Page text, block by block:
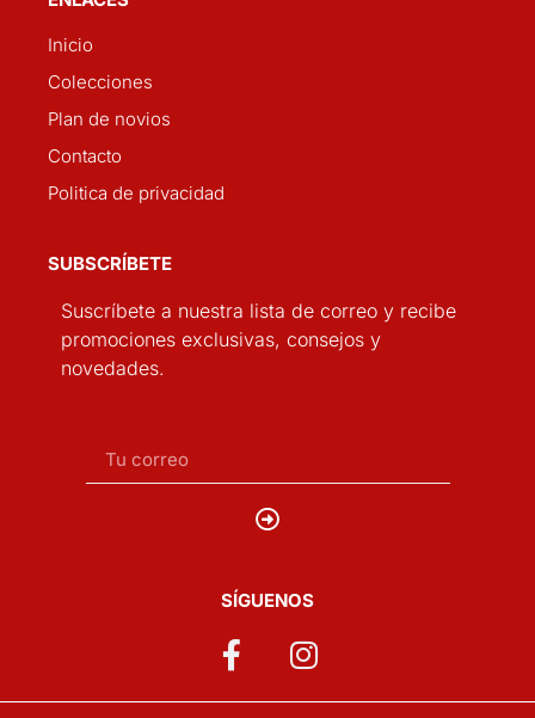
Inicio
Colecciones
Plan de novios
Contacto
Politica de privacidad
SUBSCRÍBETE
Suscríbete a nuestra lista de correo y recibe
promociones exclusivas, consejos y
novedades.
SÍGUENOS